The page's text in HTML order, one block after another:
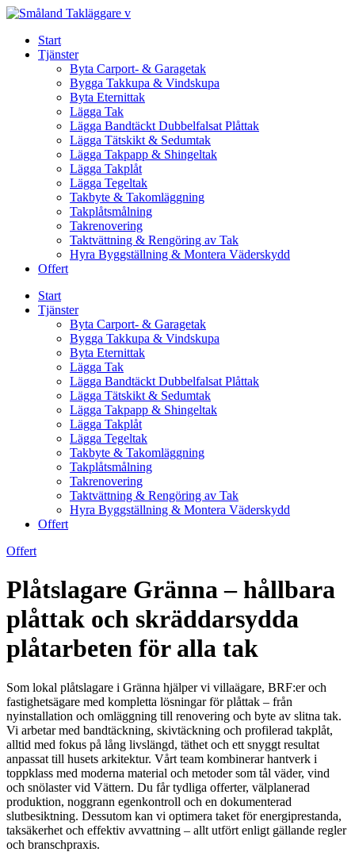
Skip
contentStart
Tjänster
Byta Carport- & Garagetak
Bygga Takkupa & Vindskupa
Byta Eternittak
Lägga Tak
Lägga Bandtäckt Dubbelfalsat Plåttak
Lägga Tätskikt & Sedumtak
Lägga Takpapp & Shingeltak
Lägga Takplåt
Lägga Tegeltak
Takbyte & Takomläggning
Takplåtsmålning
Takrenovering
Taktvättning & Rengöring av Tak
Hyra Byggställning & Montera Väderskydd
Offert
Start
Tjänster
Byta Carport- & Garagetak
Bygga Takkupa & Vindskupa
Byta Eternittak
Lägga Tak
Lägga Bandtäckt Dubbelfalsat Plåttak
Lägga Tätskikt & Sedumtak
Lägga Takpapp & Shingeltak
Lägga Takplåt
Lägga Tegeltak
Takbyte & Takomläggning
Takplåtsmålning
Takrenovering
Taktvättning & Rengöring av Tak
Hyra Byggställning & Montera Väderskydd
Offert
Offert
Plåtslagare Gränna – hållbara
plåttak och skräddarsydda
plåtarbeten för alla tak
Som lokal plåtslagare i Gränna hjälper vi villaägare, BRF:er och
fastighetsägare med kompletta lösningar för plåttak – från
nyinstallation och omläggning till renovering och byte av slitna tak.
Vi arbetar med bandtäckning, skivtäckning och profilerad takplåt,
alltid med fokus på lång livslängd, täthet och ett snyggt resultat
anpassat till husets arkitektur. Vårt team kombinerar hantverk i
toppklass med moderna material och metoder som tål väder, vind
och snölaster vid Vättern. Du får tydliga offerter, välplanerad
produktion, noggrann egenkontroll och en dokumenterad
slutbesiktning. Dessutom kan vi optimera taket för energiprestanda,
taksäkerhet och effektiv avvattning – allt utfört enligt gällande regler
och branschpraxis.